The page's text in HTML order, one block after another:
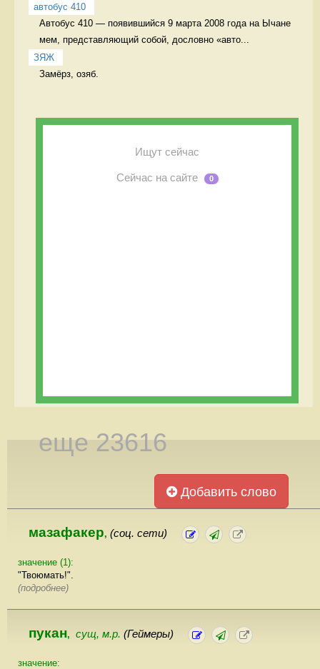
автобус 410
Автобус 410 — появившийся 9 марта 2008 года на Ычане
мем, представляющий собой, дословно «авто...
ЗЯЖ
Замёрз, озяб.
Ищут сейчас
Сейчас на сайте 0
еще 23616
Добавить слово
мазафакер, (соц. сети)
значение (1):
"Твоюмать!".
(подробнее)
пукан, сущ, м.р. (Геймеры)
значение: